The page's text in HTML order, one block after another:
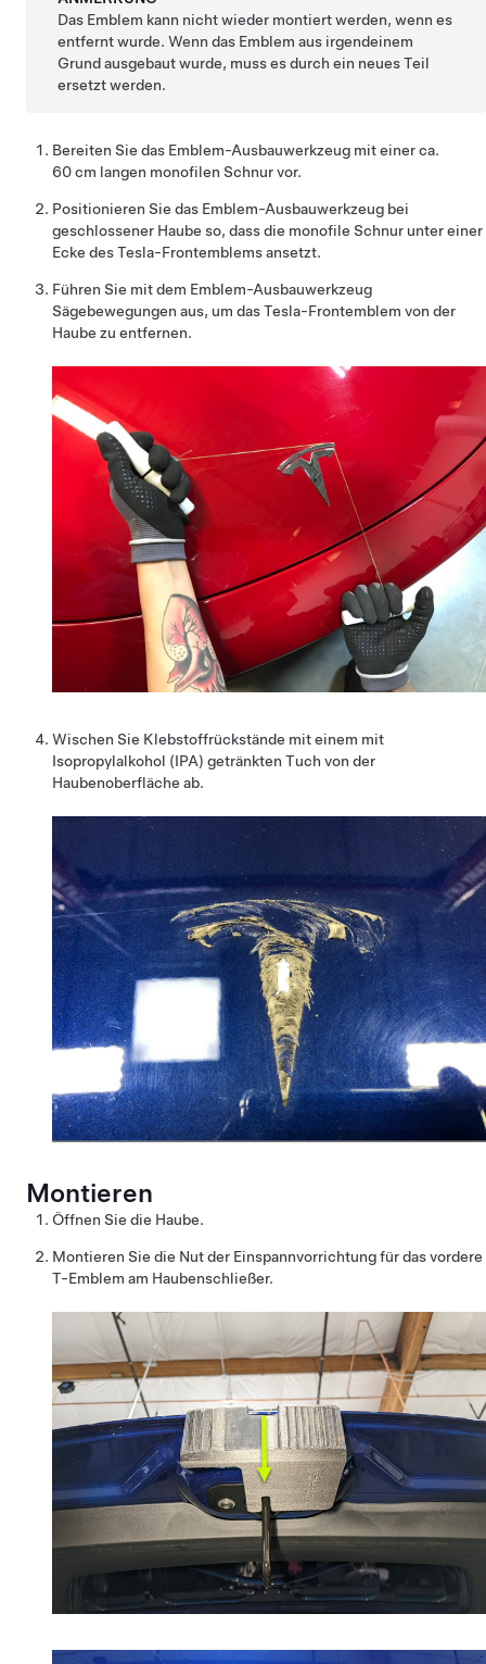
Das Emblem kann nicht wieder montiert werden, wenn es
entfernt wurde. Wenn das Emblem aus irgendeinem
Grund ausgebaut wurde, muss es durch ein neues Teil
ersetzt werden.
Bereiten Sie das Emblem-Ausbauwerkzeug mit einer ca.
60 cm langen monofilen Schnur vor.
Positionieren Sie das Emblem-Ausbauwerkzeug bei
geschlossener Haube so, dass die monofile Schnur unter einer
Ecke des Tesla-Frontemblems ansetzt.
Führen Sie mit dem Emblem-Ausbauwerkzeug
Sägebewegungen aus, um das Tesla-Frontemblem von der
Haube zu entfernen.
Wischen Sie Klebstoffrückstände mit einem mit
Isopropylalkohol (IPA) getränkten Tuch von der
Haubenoberfläche ab.
Montieren
Öffnen Sie die Haube.
Montieren Sie die Nut der Einspannvorrichtung für das vordere
T-Emblem am Haubenschließer.